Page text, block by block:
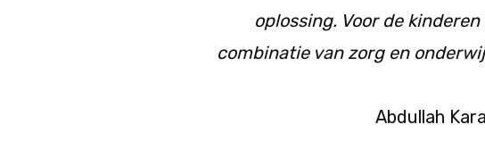
oplossing. Voor de
combinatie van zorg en
Abdullah